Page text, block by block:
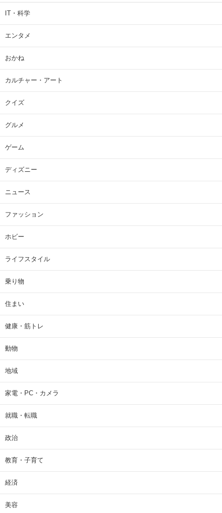
IT・科学
エンタメ
おかね
カルチャー・アート
クイズ
グルメ
ゲーム
ディズニー
ニュース
ファッション
ホビー
ライフスタイル
乗り物
住まい
健康・筋トレ
動物
地域
家電・PC・カメラ
就職・転職
政治
教育・子育て
経済
美容